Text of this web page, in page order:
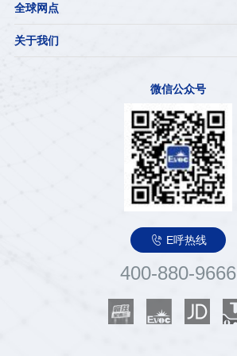
全球网点
关于我们
微信公众号
 E呼热线
400-880-9666